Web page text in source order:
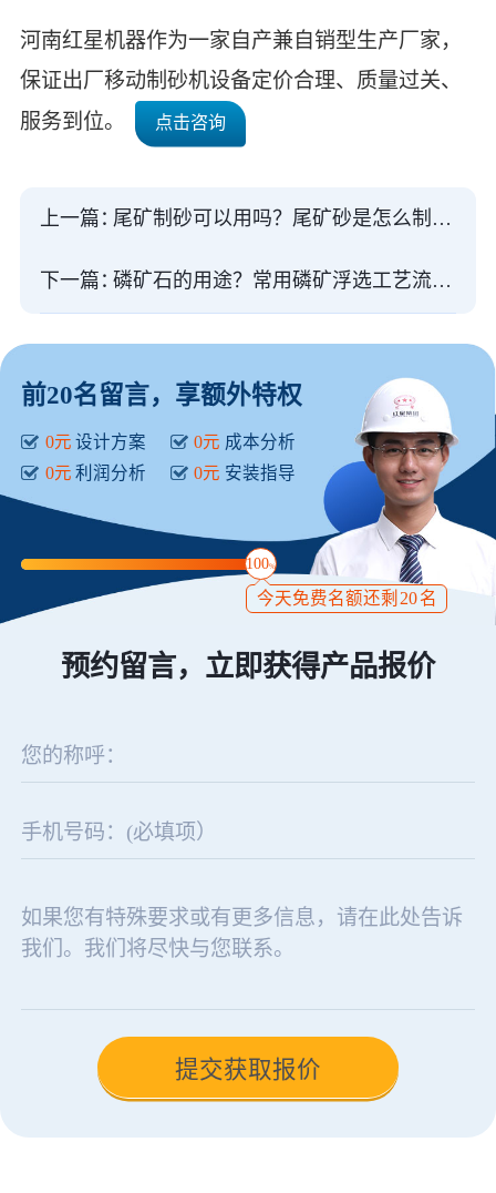
河南红星机器作为一家自产兼自销型生产厂家，
保证出厂移动制砂机设备定价合理、质量过关、
服务到位。
点击咨询
上一篇： 尾矿制砂可以用吗？尾矿砂是怎么制造成的？
下一篇： 磷矿石的用途？常用磷矿浮选工艺流程及设备推荐
前20名留言，享额外特权
0元 设计方案 0元 成本分析
0元 利润分析 0元 安装指导
100%
今天免费名额还剩 20名
预约留言，立即获得产品报价